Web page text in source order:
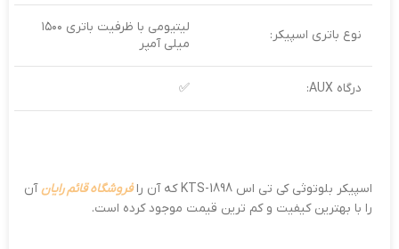
نوع باتری اسپیکر:
لیتیومی با ظرفیت باتری ۱۵۰۰
میلی آمپر
درگاه AUX: ✅
اسپیکر بلوتوثی کی تی اس KTS-1898 که آن را فروشگاه قائم رایانآن
را با بهترین کیفیت و کم ترین قیمت موجود کرده است.